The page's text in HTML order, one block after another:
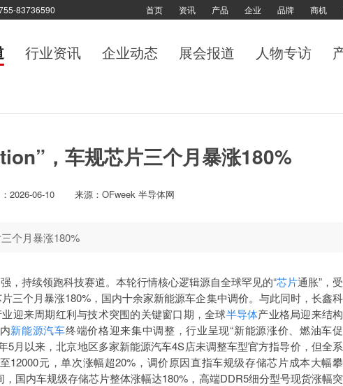
83736590 首页 资讯 产品 企业 品牌 商机
行业资讯 企业动态 展会报道 人物专访
，车规芯片三个月暴涨180%
2026-06-10 来源：OFweek 半导体网
个月暴涨180%
持续领跑科技赛道。本轮行情核心逻辑源自全球罕见的“芯片通胀”，受
三个月暴涨180%，国内十余家新能源车企集中调价。与此同时，长鑫科
迎来周期红利与技术突围的关键窗口期，全球半导体产业格局迎来结构
新能源汽车终端价格迎来集中调整，行业呈现“新能源涨价、燃油车促
5月以来，北京地区多家新能源汽车4S店未调整车型官方指导价，但全系
12000元，单次涨幅超20%，调价原因直指车规级存储芯片成本大幅攀
国内车规级存储芯片整体涨幅达180%，高端DDR5细分型号现货涨幅突